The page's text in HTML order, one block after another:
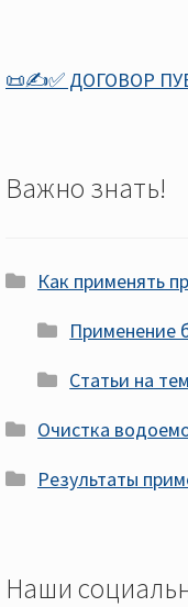
📜✍️✅ ДОГОВОР
Важно знать!
Как применять
Применение
Статьи на
Очистка
Результаты
Наши